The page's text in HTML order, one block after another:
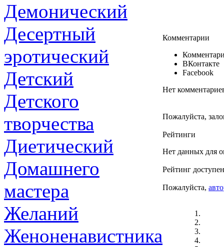
Демонический
Десертный
эротический
Детский
Детского
творчества
Диетический
Домашнего
мастера
Желаний
Женоненавистника
Комментарии
ВКонтакте
Facebook
Нет
Пожалуйста,
Рейтинги
Нет данных для
Рейтинг
Пожалуйста,